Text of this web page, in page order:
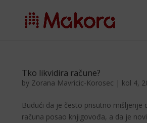
Tko likvidira račune?
by Zorana Mavricic-Korosec | kol 4,
Budući da je često prisutno mišljenje
računa posao knjigovođa, a da je